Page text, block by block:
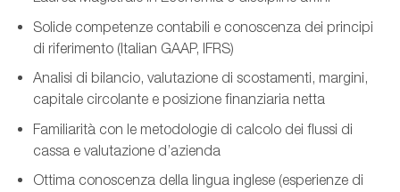
Solide competenze contabili e conoscenza dei principi
di riferimento (Italian GAAP, IFRS)
Analisi di bilancio, valutazione di scostamenti, margini,
capitale circolante e posizione finanziaria netta
Familiarità con le metodologie di calcolo dei flussi di
cassa e valutazione d’azienda
Ottima conoscenza della lingua inglese (esperienze di